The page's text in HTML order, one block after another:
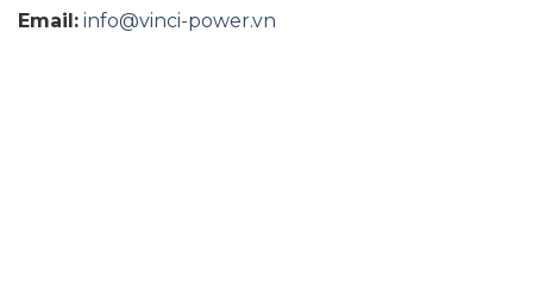
Email: info@vinci-power.vn